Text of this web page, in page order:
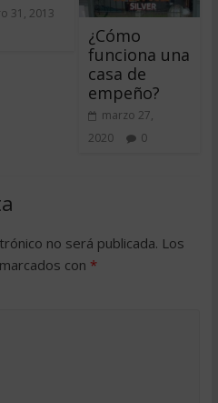
31, 2013
¿Cómo
funciona una
casa de
empeño?
marzo 27,
2020
0
no será publicada. Los
con *